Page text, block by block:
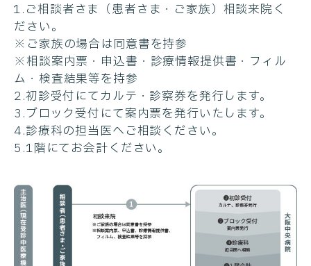
1.ご相談者さま（患者さま・ご家族）相談来院く
ださい。
※ご家族の場合は同意書を持参
※相談案内票・申込書・診療情報提供書・フィル
ム・検査結果等を持参
2.初診受付にてカルテ・診察券を発行します。
3.ブロック受付にて案内票を発行いたします。
4.診療科の担当医へご相談ください。
5.1階にてお会計ください。